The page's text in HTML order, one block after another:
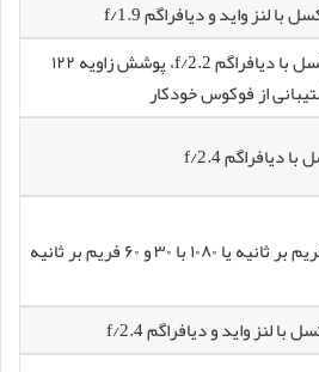
۵۰ مگاپیکسل با دیافراگم f/2.2، پوشش زاویه ۱۲۲
از فوکوس خودکار